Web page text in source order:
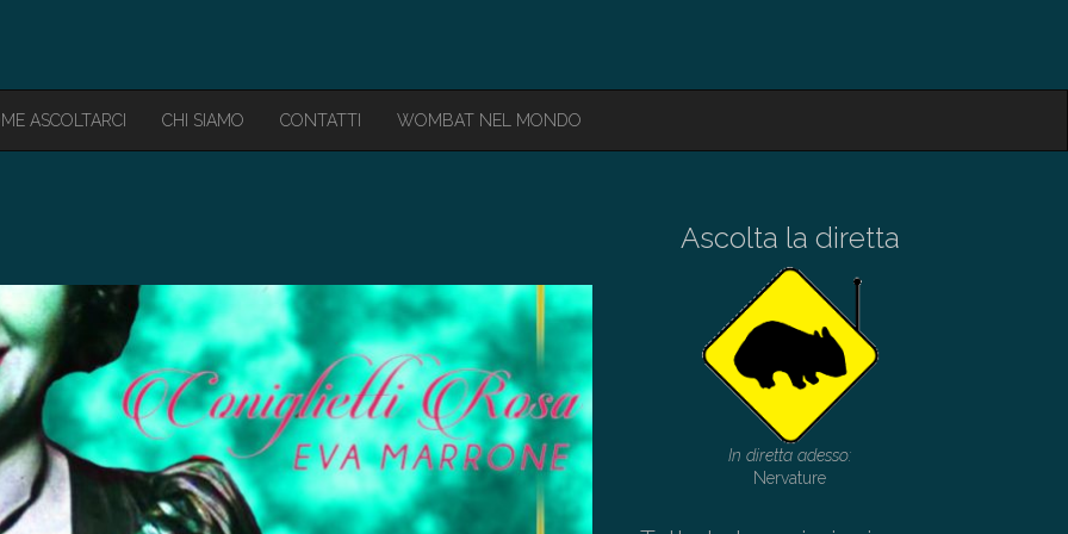
ASCOLTARCI CHI SIAMO CONTATTI WOMBAT NEL MONDO
Ascolta la diretta
In diretta adesso:
Nervature